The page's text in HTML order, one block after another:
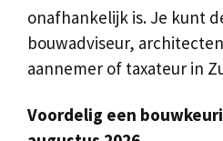
onafhankelijk is. Je kunt
bouwadviseur,
aannemer of taxateur in
Voordelig een